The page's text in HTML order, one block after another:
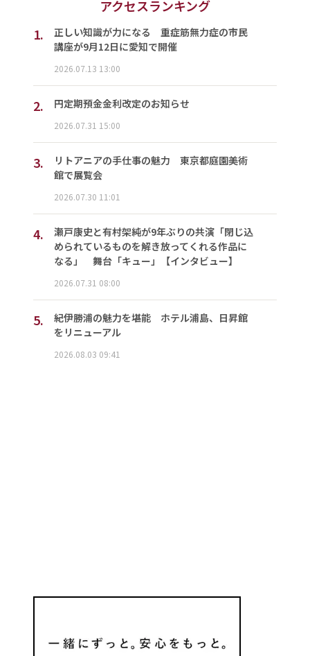
アクセスランキング
1.
正しい知識が力になる 重症筋無力症の市民
講座が9月12日に愛知で開催
2026.07.13 13:00
2. 円定期預金金利改定のお知らせ
2026.07.31 15:00
3.
リトアニアの手仕事の魅力 東京都庭園美術
館で展覧会
2026.07.30 11:01
4.
瀬戸康史と有村架純が9年ぶりの共演「閉じ込
められているものを解き放ってくれる作品に
なる」 舞台「キュー」【インタビュー】
2026.07.31 08:00
5.
紀伊勝浦の魅力を堪能 ホテル浦島、日昇館
をリニューアル
2026.08.03 09:41